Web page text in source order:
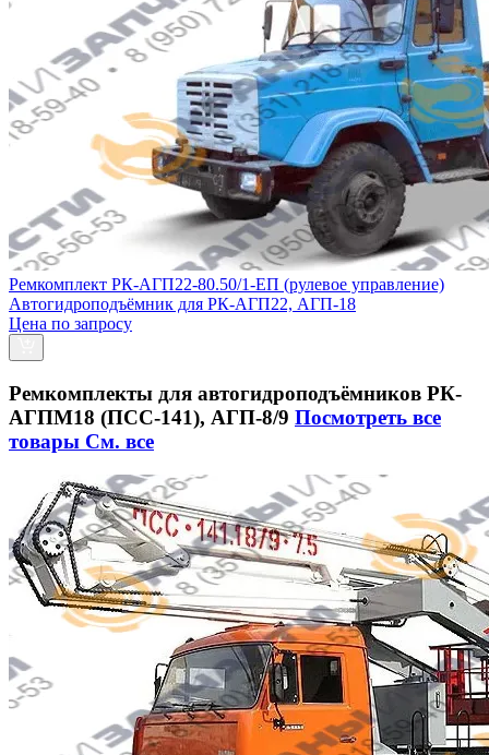
Ремкомплект РК-АГП22-80.50/1-ЕП (рулевое управление)
Автогидроподъёмник для РК-АГП22, АГП-18
Цена по запросу
Ремкомплекты для автогидроподъёмников РК-
АГПМ18 (ПСС-141), АГП-8/9 Посмотреть все
товары См. все